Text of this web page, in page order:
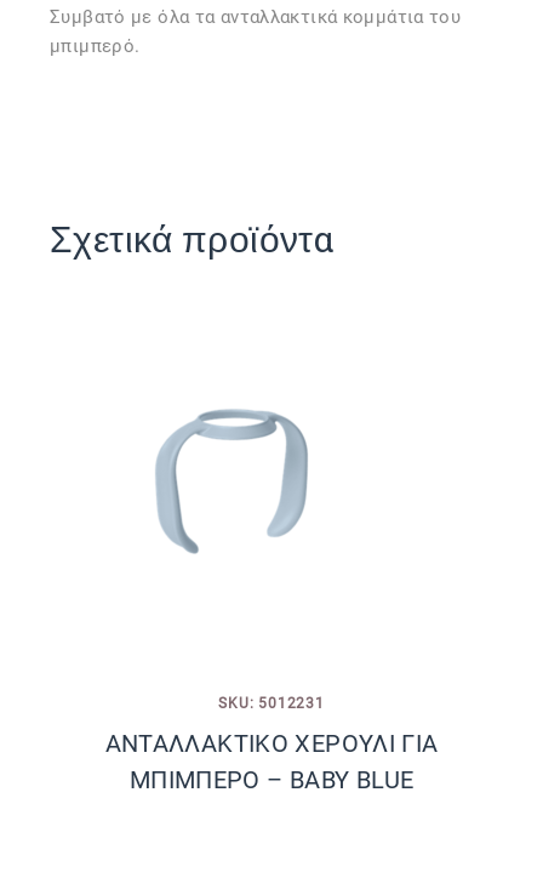
Συμβατό με όλα τα ανταλλακτικά κομμάτια του
μπιμπερό.
Σχετικά προϊόντα
SKU: 5012231
ΑΝΤΑΛΛΑΚΤΙΚΟ ΧΕΡΟΥΛΙ ΓΙΑ
ΜΠΙΜΠΕΡΟ – BABY BLUE